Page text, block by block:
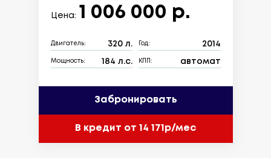
Цена: 1 006 000 р.
Двигатель: 320 л. Год: 2014
Мощность: 184 л.с. КПП: автомат
Забронировать
В кредит от 14 171р/мес